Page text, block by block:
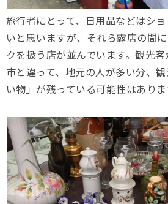
旅行者にとって、日用品などはシ
いと思いますが、それら露店の間
クを扱う店が並んでいます。観光
市と違って、地元の人が多い分、
い物」が残っている可能性はありま